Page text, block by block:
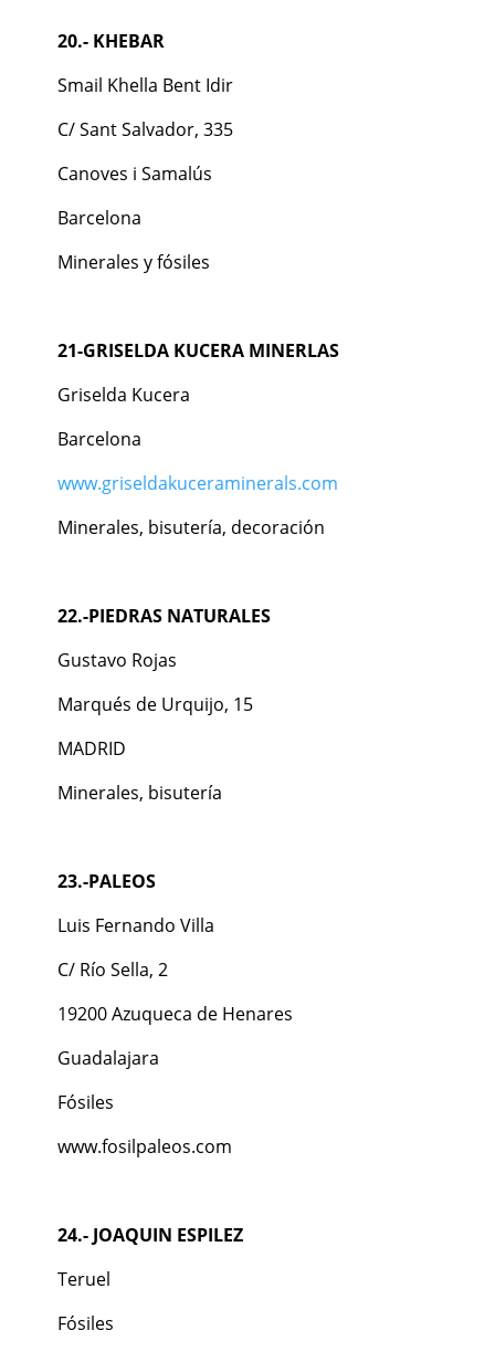
20.- KHEBAR
Smail Khella Bent Idir
C/ Sant Salvador, 335
Canoves i Samalús
Barcelona
Minerales y fósiles
21-GRISELDA KUCERA MINERLAS
Griselda Kucera
Barcelona
www.griseldakuceraminerals.com
Minerales, bisutería, decoración
22.-PIEDRAS NATURALES
Gustavo Rojas
Marqués de Urquijo, 15
MADRID
Minerales, bisutería
23.-PALEOS
Luis Fernando Villa
C/ Río Sella, 2
19200 Azuqueca de Henares
Guadalajara
Fósiles
www.fosilpaleos.com
24.- JOAQUIN ESPILEZ
Teruel
Fósiles